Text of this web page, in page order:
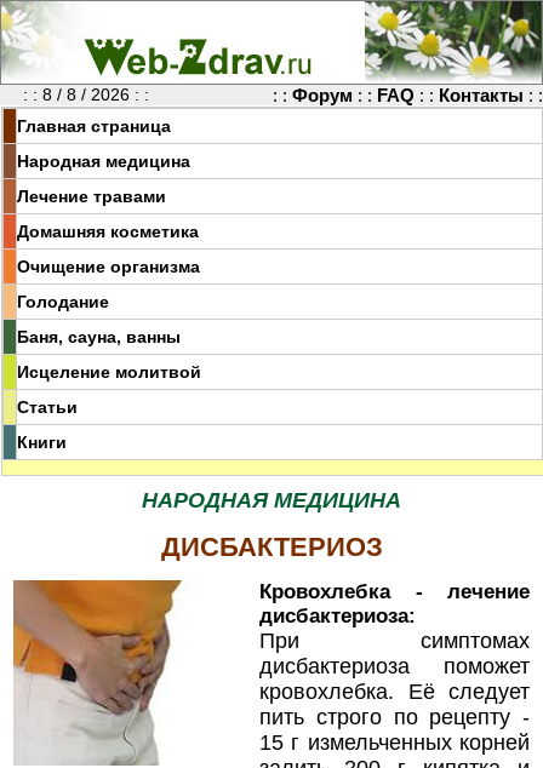
: : 8 / 8 / 2026 : : : : Форум : : FAQ : : Контакты : :
Главная страница
Народная медицина
Лечение травами
Домашняя косметика
Очищение организма
Голодание
Баня, сауна, ванны
Исцеление молитвой
Статьи
Книги
НАРОДНАЯ МЕДИЦИНА
ДИСБАКТЕРИОЗ
Кровохлебка - лечение
дисбактериоза:
При симптомах
дисбактериоза поможет
кровохлебка. Её следует
пить строго по рецепту -
15 г измельченных корней